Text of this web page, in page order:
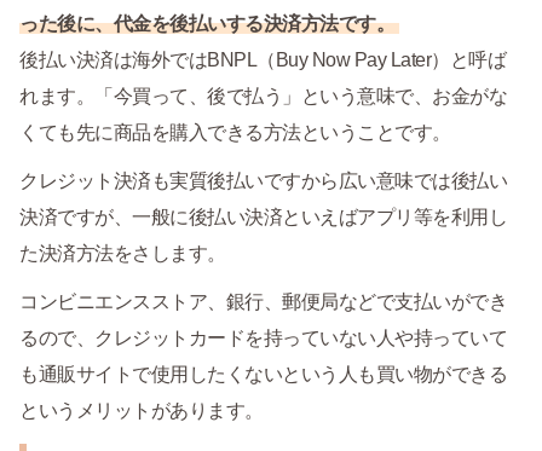
った後に、代金を後払いする決済方法です。
後払い決済は海外ではBNPL（Buy Now Pay Later）と呼ば
れます。「今買って、後で払う」という意味で、お金がな
くても先に商品を購入できる方法ということです。
クレジット決済も実質後払いですから広い意味では後払い
決済ですが、一般に後払い決済といえばアプリ等を利用し
た決済方法をさします。
コンビニエンスストア、銀行、郵便局などで支払いができ
るので、クレジットカードを持っていない人や持っていて
も通販サイトで使用したくないという人も買い物ができる
というメリットがあります。